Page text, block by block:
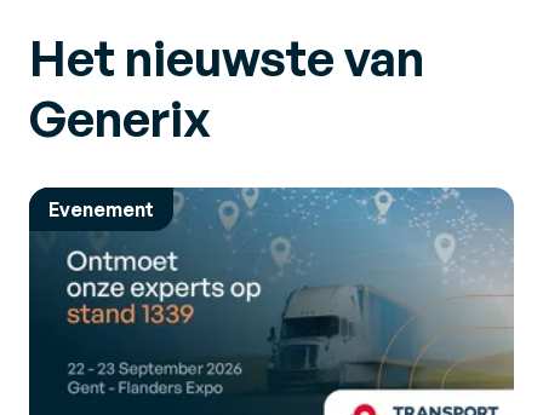
Het nieuwste van
Generix
Evenement